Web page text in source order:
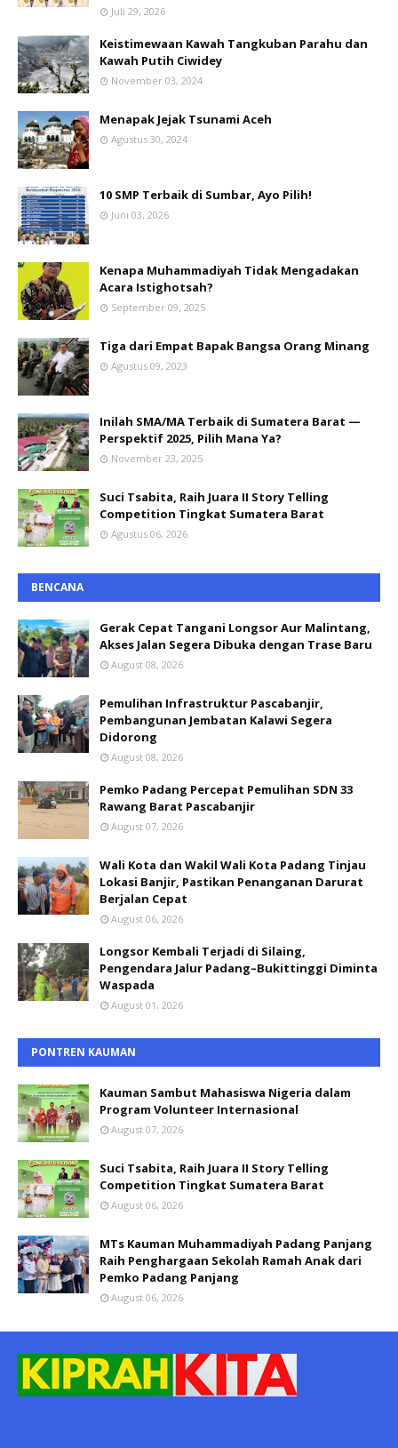
Juli 29, 2026
Keistimewaan Kawah Tangkuban Parahu dan
Kawah Putih Ciwidey
November 03, 2024
Menapak Jejak Tsunami Aceh
Agustus 30, 2024
10 SMP Terbaik di Sumbar, Ayo Pilih!
Juni 03, 2026
Kenapa Muhammadiyah Tidak Mengadakan
Acara Istighotsah?
September 09, 2025
Tiga dari Empat Bapak Bangsa Orang Minang
Agustus 09, 2023
Inilah SMA/MA Terbaik di Sumatera Barat —
Perspektif 2025, Pilih Mana Ya?
November 23, 2025
Suci Tsabita, Raih Juara II Story Telling
Competition Tingkat Sumatera Barat
Agustus 06, 2026
BENCANA
Gerak Cepat Tangani Longsor Aur Malintang,
Akses Jalan Segera Dibuka dengan Trase Baru
August 08, 2026
Pemulihan Infrastruktur Pascabanjir,
Pembangunan Jembatan Kalawi Segera
Didorong
August 08, 2026
Pemko Padang Percepat Pemulihan SDN 33
Rawang Barat Pascabanjir
August 07, 2026
Wali Kota dan Wakil Wali Kota Padang Tinjau
Lokasi Banjir, Pastikan Penanganan Darurat
Berjalan Cepat
August 06, 2026
Longsor Kembali Terjadi di Silaing,
Pengendara Jalur Padang–Bukittinggi Diminta
Waspada
August 01, 2026
PONTREN KAUMAN
Kauman Sambut Mahasiswa Nigeria dalam
Program Volunteer Internasional
August 07, 2026
Suci Tsabita, Raih Juara II Story Telling
Competition Tingkat Sumatera Barat
August 06, 2026
MTs Kauman Muhammadiyah Padang Panjang
Raih Penghargaan Sekolah Ramah Anak dari
Pemko Padang Panjang
August 06, 2026